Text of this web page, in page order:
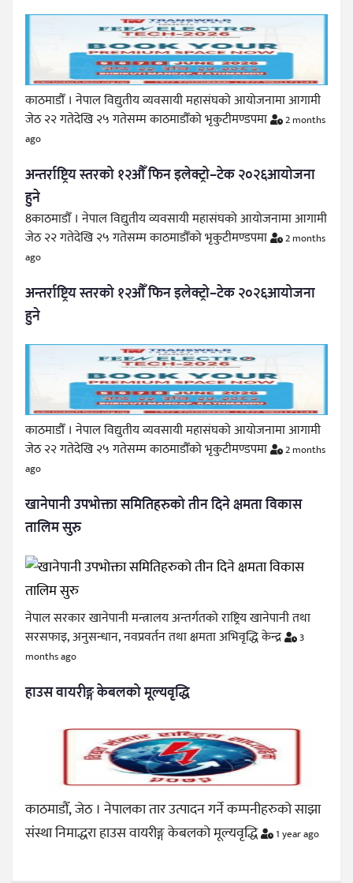
काठमाडौँ । नेपाल विद्युतीय व्यवसायी महासंघको आयोजनामा आगामी
जेठ २२ गतेदेखि २५ गतेसम्म काठमाडौँको भृकुटीमण्डपमा
2 months
ago
अन्तर्राष्ट्रिय स्तरको १२औँ फिन इलेक्ट्रो–टेक २०२६आयोजना
हुने
8काठमाडौँ । नेपाल विद्युतीय व्यवसायी महासंघको आयोजनामा आगामी
जेठ २२ गतेदेखि २५ गतेसम्म काठमाडौँको भृकुटीमण्डपमा
2 months
ago
अन्तर्राष्ट्रिय स्तरको १२औँ फिन इलेक्ट्रो–टेक २०२६आयोजना
हुने
काठमाडौँ । नेपाल विद्युतीय व्यवसायी महासंघको आयोजनामा आगामी
जेठ २२ गतेदेखि २५ गतेसम्म काठमाडौँको भृकुटीमण्डपमा
2 months
ago
खानेपानी उपभोक्ता समितिहरुको तीन दिने क्षमता विकास
तालिम सुरु
नेपाल सरकार खानेपानी मन्त्रालय अन्तर्गतको राष्ट्रिय खानेपानी तथा
सरसफाइ, अनुसन्धान, नवप्रवर्तन तथा क्षमता अभिवृद्धि केन्द्र
3
months ago
हाउस वायरीङ्ग केबलको मूल्यवृद्धि
काठमाडौँ, जेठ । नेपालका तार उत्पादन गर्ने कम्पनीहरुको साझा
संस्था निमाद्धरा हाउस वायरीङ्ग केबलको मूल्यवृद्धि
1 year ago